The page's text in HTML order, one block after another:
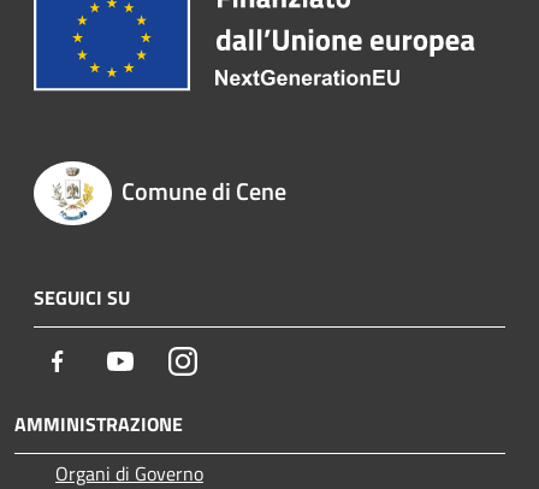
Comune di Cene
SEGUICI SU
Facebook YoutubeInstagram
AMMINISTRAZIONE
Organi di Governo